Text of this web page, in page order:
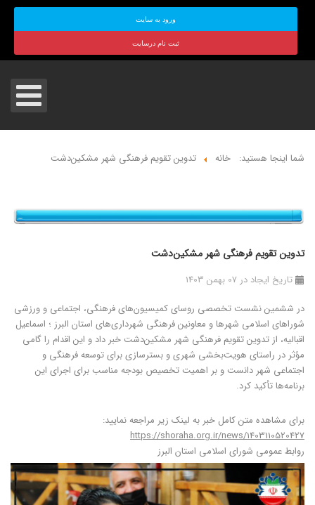
ورود به سایت
ثبت نام درسایت
شما اینجا هستید: خانه تدوین تقویم فرهنگی شهر مشکین‌دشت
تدوین تقویم فرهنگی شهر مشکین‌دشت
تاریخ ایجاد در 07 بهمن 1403
در ششمین نشست تخصصی روسای کمیسیون‌های فرهنگی، اجتماعی و ورزشی
شوراهای اسلامی شهرها و معاونین فرهنگی شهرداری‌های استان البرز ؛ اسماعیل
اقبالیه، از تدوین تقویم فرهنگی شهر مشکین‌دشت خبر داد و این اقدام را گامی
مؤثر در راستای هویت‌بخشی شهری و بسترسازی برای توسعه فرهنگی و
اجتماعی شهر دانست و بر اهمیت تخصیص بودجه مناسب برای اجرای این
برنامه‌ها تأکید کرد.
️برای مشاهده متن کامل خبر به لینک زیر مراجعه نمایید:
https://shoraha.org.ir/news/1403110520427
روابط عمومی شورای اسلامی استان البرز